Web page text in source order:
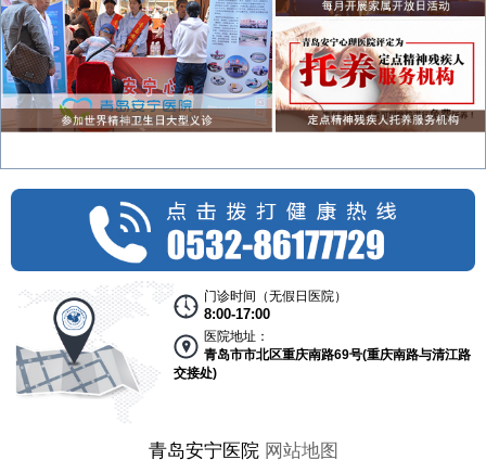
门诊时间（无假日医院）
8:00-17:00
医院地址：
青岛市市北区重庆南路69号(重庆南路与清江路
交接处)
青岛安宁医院 网站地图